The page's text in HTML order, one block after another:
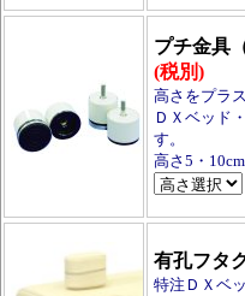
プチ金具
(税別)
高さをプラ
ＤＸベッド
す。
高さ5・
有孔フ
特注ＤＸベ